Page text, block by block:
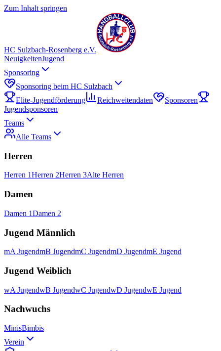
Zum Inhalt springen
HC Sulzbach-Rosenberg e.V.
NeuigkeitenJugend
Sponsoring
Sponsoring beim HC Sulzbach
Elite-Jugendförderung
Reichweitendaten
Sponsoren
Jugendsponsoren
Teams
Alle Teams
Herren
Herren 1Herren 2Herren 3Alte Herren
Damen
Damen 1Damen 2
Jugend Männlich
mA JugendmB JugendmC JugendmD JugendmE Jugend
Jugend Weiblich
wA JugendwB JugendwC JugendwD JugendwE Jugend
Nachwuchs
MinisBimbis
Verein